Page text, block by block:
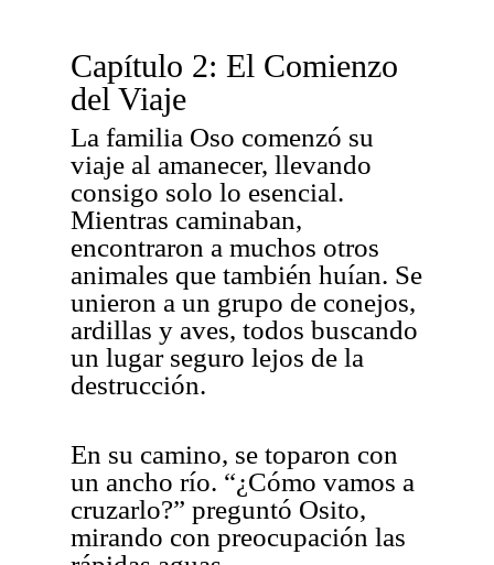
Capítulo 2: El Comienzo
del Viaje
La familia Oso comenzó su
viaje al amanecer, llevando
consigo solo lo esencial.
Mientras caminaban,
encontraron a muchos otros
animales que también huían. Se
unieron a un grupo de conejos,
ardillas y aves, todos buscando
un lugar seguro lejos de la
destrucción.
En su camino, se toparon con
un ancho río. “¿Cómo vamos a
cruzarlo?” preguntó Osito,
mirando con preocupación las